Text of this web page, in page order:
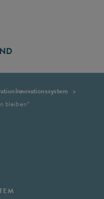
Innovationssystem
bleiben“